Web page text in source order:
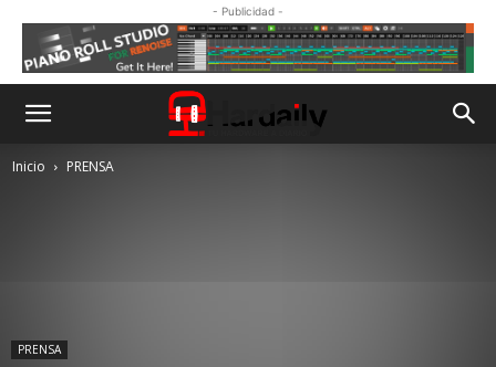
- Publicidad -
Inicio PRENSA
PRENSA